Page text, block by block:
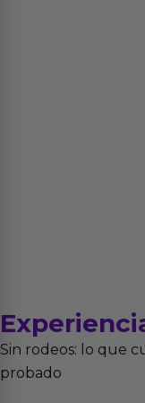
Sin rodeos: lo que
probado